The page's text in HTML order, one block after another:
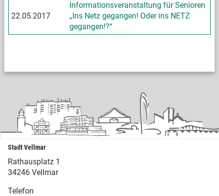
22.05.2017
Informationsveranstaltung für Senioren
„Ins Netz gegangen! Oder ins NETZ
gegangen!?“
Stadt Vellmar
Rathausplatz 1
34246 Vellmar
Telefon